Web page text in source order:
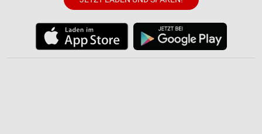
Verwendung reduzierter Daten zur Auswahl von
Inhalten
IAB-Besonderheiten: